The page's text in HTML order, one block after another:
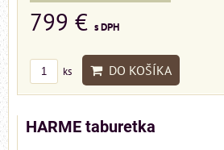
799 € s DPH
ks DO KOŠÍKA
HARME taburetka